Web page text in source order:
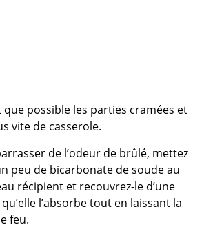
que possible les parties cramées et
vite de casserole.
de l’odeur de brûlé, mettez
peu de bicarbonate de soude au
récipient et recouvrez-le d’une
l’absorbe tout en laissant la
feu.